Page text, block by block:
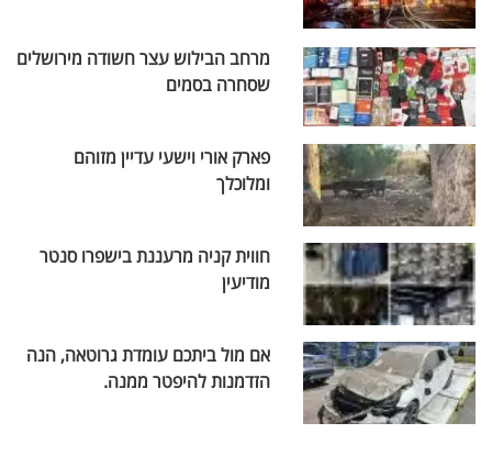
מרחב הבילוש עצר חשודה מירושלים
שסחרה בסמים
פארק אורי וישעי עדיין מזוהם
ומלוכלך
חווית קניה מרעננת בישפרו סנטר
מודיעין
אם מול ביתכם עומדת גרוטאה, הנה
הזדמנות להיפטר ממנה.